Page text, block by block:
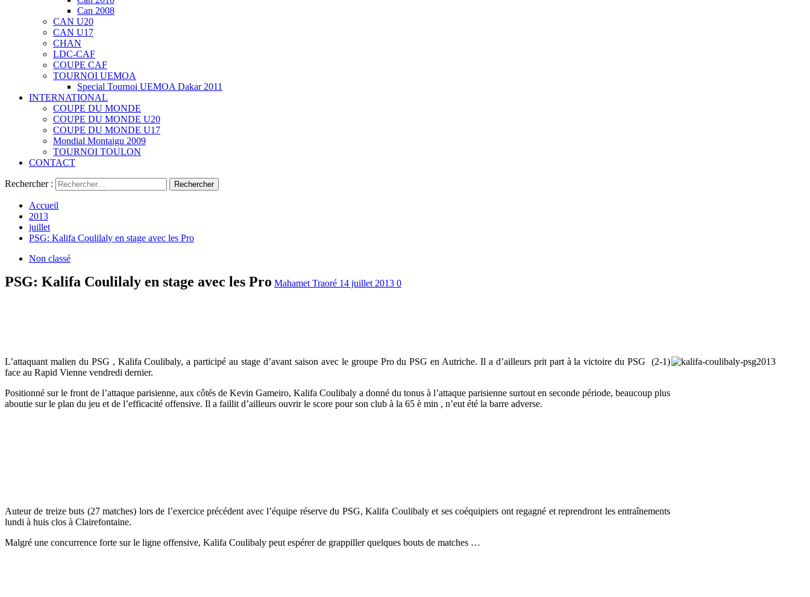
Can 2008
CAN U20
CAN U17
CHAN
LDC-CAF
COUPE CAF
TOURNOI UEMOA
Special Tournoi UEMOA Dakar 2011
INTERNATIONAL
COUPE DU MONDE
COUPE DU MONDE U20
COUPE DU MONDE U17
Mondial Montaigu 2009
TOURNOI TOULON
CONTACT
Rechercher :
Accueil
2013
juillet
PSG: Kalifa Coulilaly en stage avec les Pro
Non classé
PSG: Kalifa Coulilaly en stage avec les Pro Mahamet Traoré 14 juillet 2013 0
L’attaquant malien du PSG , Kalifa Coulibaly, a participé au stage d’avant saison avec le groupe Pro du PSG en Autriche. Il a d’ailleurs prit part à la victoire du PSG (2-1)
face au Rapid Vienne vendredi dernier.
Positionné sur le front de l’attaque parisienne, aux côtés de Kevin Gameiro, Kalifa Coulibaly a donné du tonus à l’attaque parisienne surtout en seconde période, beaucoup plus
aboutie sur le plan du jeu et de l’efficacité offensive. Il a faillit d’ailleurs ouvrir le score pour son club à la 65 è min , n’eut été la barre adverse.
Auteur de treize buts (27 matches) lors de l’exercice précédent avec l’équipe réserve du PSG, Kalifa Coulibaly et ses coéquipiers ont regagné et reprendront les entraînements
lundi à huis clos à Clairefontaine.
Malgré une concurrence forte sur le ligne offensive, Kalifa Coulibaly peut espérer de grappiller quelques bouts de matches …